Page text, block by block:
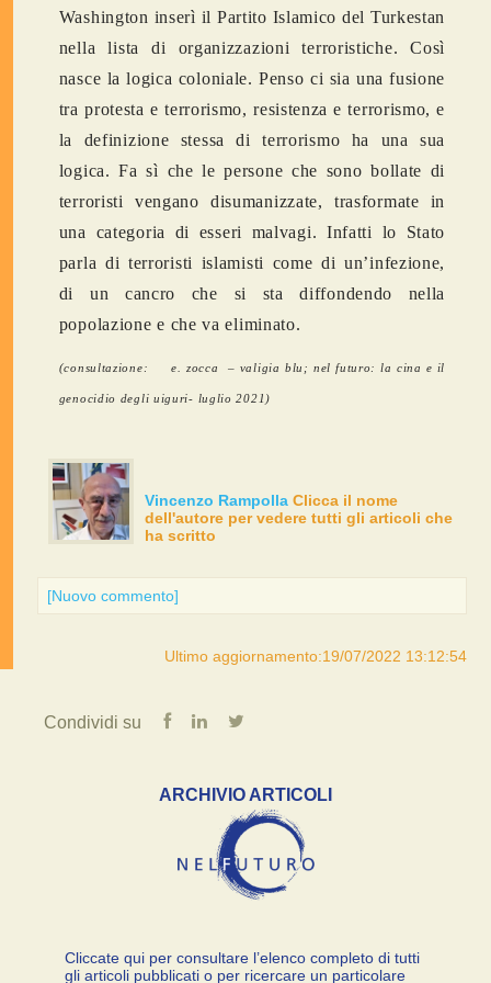
Washington inserì il Partito Islamico del Turkestan
nella lista di organizzazioni terroristiche. Così
nasce la logica coloniale. Penso ci sia una fusione
tra protesta e terrorismo, resistenza e terrorismo, e
la definizione stessa di terrorismo ha una sua
logica. Fa sì che le persone che sono bollate di
terroristi vengano disumanizzate, trasformate in
una categoria di esseri malvagi. Infatti lo Stato
parla di terroristi islamisti come di un’infezione,
di un cancro che si sta diffondendo nella
popolazione e che va eliminato.
(consultazione: e. zocca – valigia blu; nel futuro: la cina e il
genocidio degli uiguri- luglio 2021)
Vincenzo Rampolla Clicca il nome
dell'autore per vedere tutti gli articoli che
ha scritto
[Nuovo commento]
Ultimo aggiornamento:19/07/2022 13:12:54
Condividi su
ARCHIVIO ARTICOLI
Cliccate qui per consultare l’elenco completo di tutti
gli articoli pubblicati o per ricercare un particolare